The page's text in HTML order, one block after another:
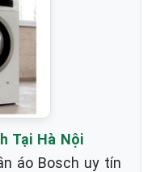
Tại Hà Nội
áo Bosch uy tín